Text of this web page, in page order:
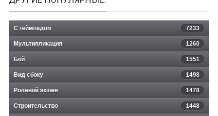
С геймпадом 7233
Мультипликация 1260
Бой 1551
Вид сбоку 1498
Ролевой экшен 1478
Строительство 1448